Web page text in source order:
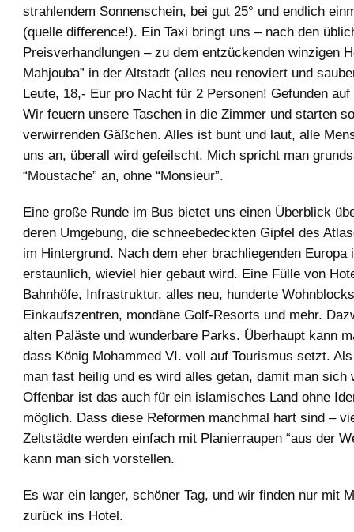
strahlendem Sonnenschein, bei gut 25° und endlich
(quelle difference!). Ein Taxi bringt uns – nach den
Preisverhandlungen – zu dem entzückenden winzigen
Mahjouba” in der Altstadt (alles neu renoviert und
Leute, 18,- Eur pro Nacht für 2 Personen! Gefunden
Wir feuern unsere Taschen in die Zimmer und starten
verwirrenden Gäßchen. Alles ist bunt und laut, alle
uns an, überall wird gefeilscht. Mich spricht man
“Moustache” an, ohne “Monsieur”.
Eine große Runde im Bus bietet uns einen Überblick
deren Umgebung, die schneebedeckten Gipfel des
im Hintergrund. Nach dem eher brachliegenden Europa
erstaunlich, wieviel hier gebaut wird. Eine Fülle von
Bahnhöfe, Infrastruktur, alles neu, hunderte
Einkaufszentren, mondäne Golf-Resorts und mehr.
alten Paläste und wunderbare Parks. Überhaupt kann
dass König Mohammed VI. voll auf Tourismus setzt.
man fast heilig und es wird alles getan, damit man sich
Offenbar ist das auch für ein islamisches Land ohne
möglich. Dass diese Reformen manchmal hart sind –
Zeltstädte werden einfach mit Planierraupen “aus der
kann man sich vorstellen.
Es war ein langer, schöner Tag, und wir finden nur mit
zurück ins Hotel.